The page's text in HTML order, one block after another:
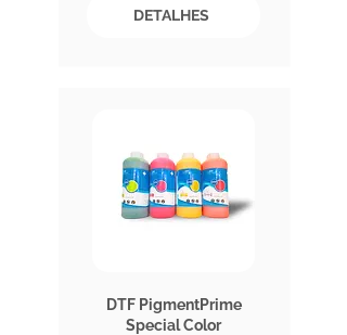
DETALHES
DTF PigmentPrime
Special Color